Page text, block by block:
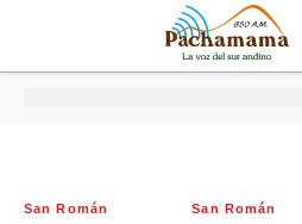
San Román San Román